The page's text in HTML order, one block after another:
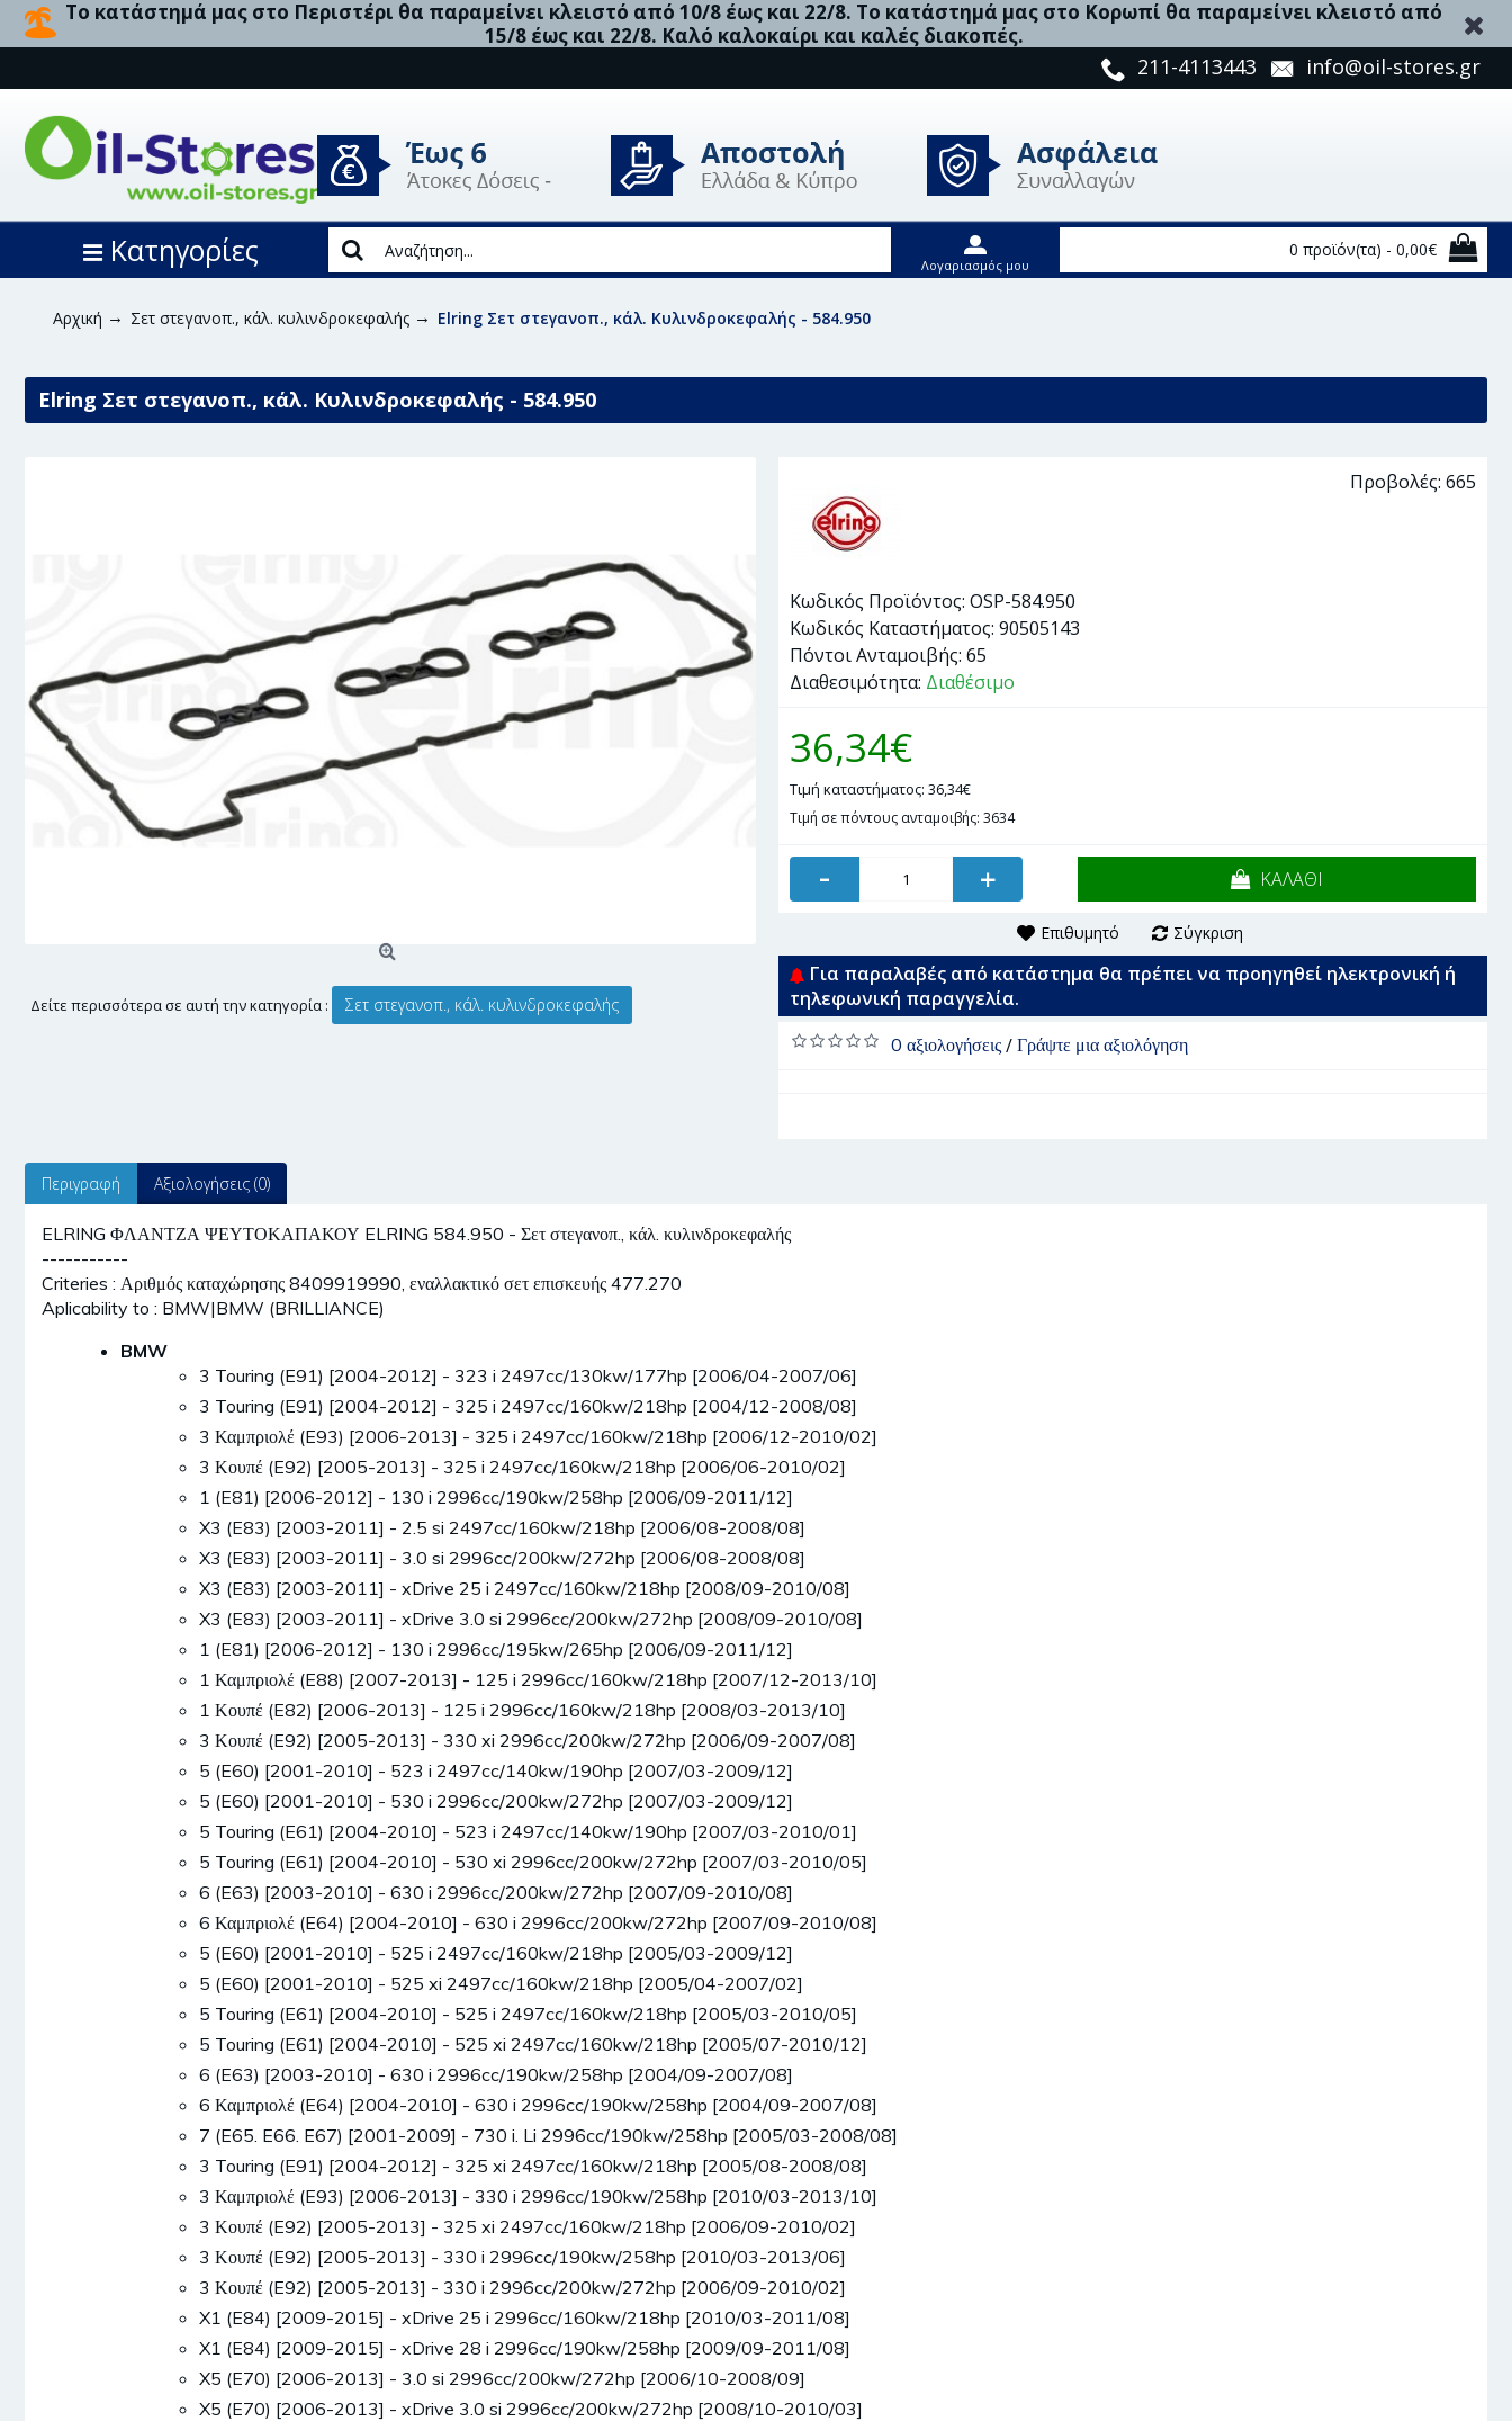
Το κατάστημά μας στο Περιστέρι θα παραμείνει κλειστό από 10/8 έως και 22/8. Το κατάστημά μας στο Κορωπί θα παραμείνει κλειστό από
15/8 έως και 22/8. Καλό καλοκαίρι και καλές διακοπές.
211-4113443 info@oil-stores.gr
Κατηγορίες Λογαριασμός μου
0 προϊόν(τα) - 0,00€
Αρχική Σετ στεγανοπ., κάλ. κυλινδροκεφαλής Elring Σετ στεγανοπ., κάλ. Κυλινδροκεφαλής - 584.950
Elring Σετ στεγανοπ., κάλ. Κυλινδροκεφαλής - 584.950
Δείτε περισσότερα σε αυτή την κατηγορία : Σετ στεγανοπ., κάλ. κυλινδροκεφαλής
Προβολές: 665
Κωδικός Προϊόντος: OSP-584.950
Κωδικός Καταστήματος: 90505143
Πόντοι Ανταμοιβής: 65
Διαθεσιμότητα: Διαθέσιμο
36,34€
Τιμή καταστήματος: 36,34€
Τιμή σε πόντους ανταμοιβής: 3634
- + ΚΑΛΑΘΙ
Επιθυμητό Σύγκριση
Για παραλαβές από κατάστημα θα πρέπει να προηγηθεί ηλεκτρονική ή
τηλεφωνική παραγγελία.
0 αξιολογήσεις/ Γράψτε μια αξιολόγηση
Περιγραφή Αξιολογήσεις (0)
ELRING ΦΛΑΝΤΖΑ ΨΕΥΤΟΚΑΠΑΚΟΥ ELRING 584.950 - Σετ στεγανοπ., κάλ. κυλινδροκεφαλής
-----------
Criteries : Αριθμός καταχώρησης 8409919990, εναλλακτικό σετ επισκευής 477.270
Aplicability to : BMW|BMW (BRILLIANCE)
BMW
3 Touring (E91) [2004-2012] - 323 i 2497cc/130kw/177hp [2006/04-2007/06]
3 Touring (E91) [2004-2012] - 325 i 2497cc/160kw/218hp [2004/12-2008/08]
3 Καμπριολέ (E93) [2006-2013] - 325 i 2497cc/160kw/218hp [2006/12-2010/02]
3 Κουπέ (E92) [2005-2013] - 325 i 2497cc/160kw/218hp [2006/06-2010/02]
1 (E81) [2006-2012] - 130 i 2996cc/190kw/258hp [2006/09-2011/12]
X3 (E83) [2003-2011] - 2.5 si 2497cc/160kw/218hp [2006/08-2008/08]
X3 (E83) [2003-2011] - 3.0 si 2996cc/200kw/272hp [2006/08-2008/08]
X3 (E83) [2003-2011] - xDrive 25 i 2497cc/160kw/218hp [2008/09-2010/08]
X3 (E83) [2003-2011] - xDrive 3.0 si 2996cc/200kw/272hp [2008/09-2010/08]
1 (E81) [2006-2012] - 130 i 2996cc/195kw/265hp [2006/09-2011/12]
1 Καμπριολέ (E88) [2007-2013] - 125 i 2996cc/160kw/218hp [2007/12-2013/10]
1 Κουπέ (E82) [2006-2013] - 125 i 2996cc/160kw/218hp [2008/03-2013/10]
3 Κουπέ (E92) [2005-2013] - 330 xi 2996cc/200kw/272hp [2006/09-2007/08]
5 (E60) [2001-2010] - 523 i 2497cc/140kw/190hp [2007/03-2009/12]
5 (E60) [2001-2010] - 530 i 2996cc/200kw/272hp [2007/03-2009/12]
5 Touring (E61) [2004-2010] - 523 i 2497cc/140kw/190hp [2007/03-2010/01]
5 Touring (E61) [2004-2010] - 530 xi 2996cc/200kw/272hp [2007/03-2010/05]
6 (E63) [2003-2010] - 630 i 2996cc/200kw/272hp [2007/09-2010/08]
6 Καμπριολέ (E64) [2004-2010] - 630 i 2996cc/200kw/272hp [2007/09-2010/08]
5 (E60) [2001-2010] - 525 i 2497cc/160kw/218hp [2005/03-2009/12]
5 (E60) [2001-2010] - 525 xi 2497cc/160kw/218hp [2005/04-2007/02]
5 Touring (E61) [2004-2010] - 525 i 2497cc/160kw/218hp [2005/03-2010/05]
5 Touring (E61) [2004-2010] - 525 xi 2497cc/160kw/218hp [2005/07-2010/12]
6 (E63) [2003-2010] - 630 i 2996cc/190kw/258hp [2004/09-2007/08]
6 Καμπριολέ (E64) [2004-2010] - 630 i 2996cc/190kw/258hp [2004/09-2007/08]
7 (E65. E66. E67) [2001-2009] - 730 i. Li 2996cc/190kw/258hp [2005/03-2008/08]
3 Touring (E91) [2004-2012] - 325 xi 2497cc/160kw/218hp [2005/08-2008/08]
3 Καμπριολέ (E93) [2006-2013] - 330 i 2996cc/190kw/258hp [2010/03-2013/10]
3 Κουπέ (E92) [2005-2013] - 325 xi 2497cc/160kw/218hp [2006/09-2010/02]
3 Κουπέ (E92) [2005-2013] - 330 i 2996cc/190kw/258hp [2010/03-2013/06]
3 Κουπέ (E92) [2005-2013] - 330 i 2996cc/200kw/272hp [2006/09-2010/02]
X1 (E84) [2009-2015] - xDrive 25 i 2996cc/160kw/218hp [2010/03-2011/08]
X1 (E84) [2009-2015] - xDrive 28 i 2996cc/190kw/258hp [2009/09-2011/08]
X5 (E70) [2006-2013] - 3.0 si 2996cc/200kw/272hp [2006/10-2008/09]
X5 (E70) [2006-2013] - xDrive 3.0 si 2996cc/200kw/272hp [2008/10-2010/03]